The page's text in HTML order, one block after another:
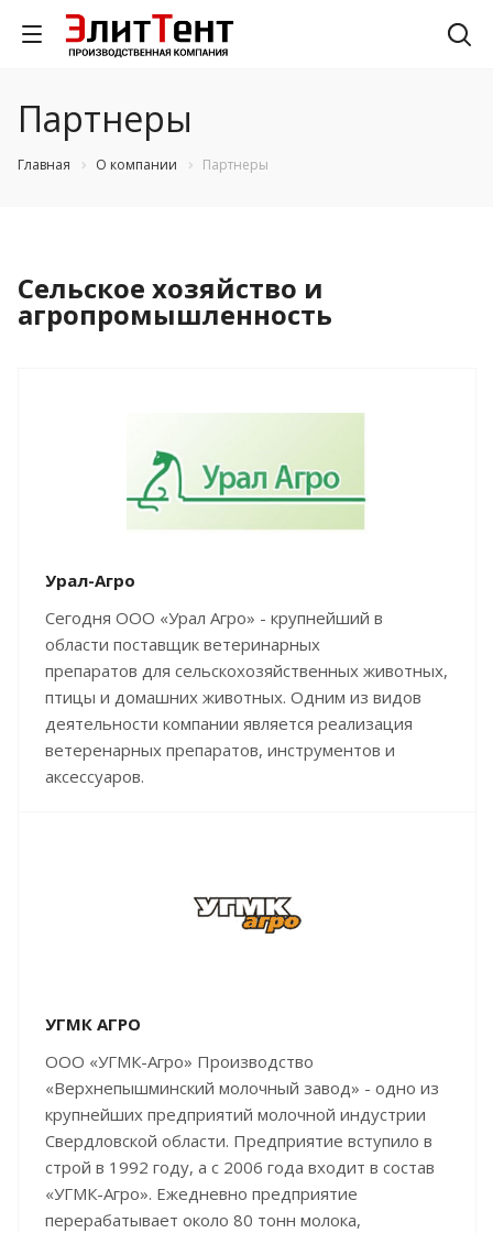
Партнеры
Главная О компании Партнеры
Сельское хозяйство и
агропромышленность
Урал-Агро
Сегодня ООО «Урал Агро» - крупнейший в
области поставщик ветеринарных
препаратов для сельскохозяйственных животных,
птицы и домашних животных. Одним из видов
деятельности компании является реализация
ветеренарных препаратов, инструментов и
аксессуаров.
УГМК АГРО
ООО «УГМК-Агро» Производство
«Верхнепышминский молочный завод» - одно из
крупнейших предприятий молочной индустрии
Свердловской области. Предприятие вступило в
строй в 1992 году, а с 2006 года входит в состав
«УГМК-Агро». Ежедневно предприятие
перерабатывает около 80 тонн молока,